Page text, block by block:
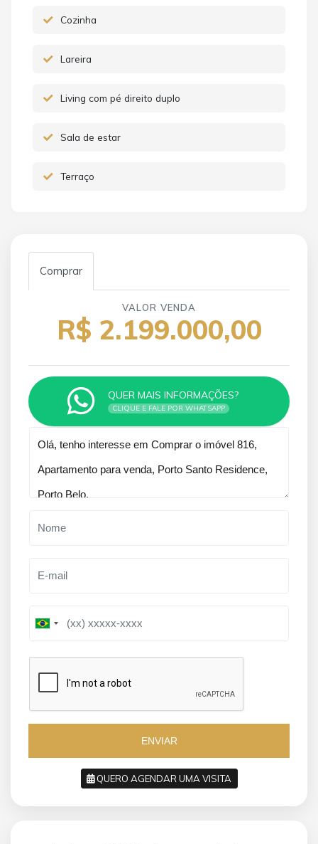
Cozinha
Lareira
Living com pé direito duplo
Sala de estar
Terraço
Comprar
VALOR VENDA
R$ 2.199.000,00
QUER MAIS INFORMAÇÕES?
CLIQUE E FALE POR WHATSAPP
B
i
l
ENVIAR
QUERO AGENDAR UMA VISITA